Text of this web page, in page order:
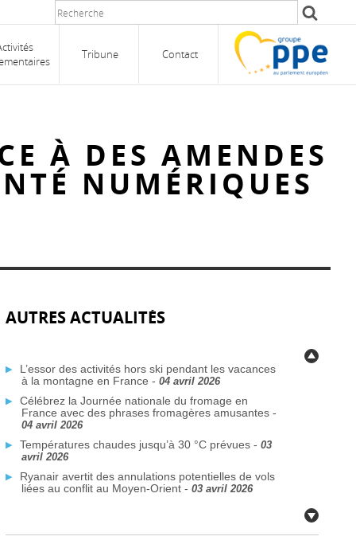
Tribune Contact
À DES AMENDES
NUMÉRIQUES
AUTRES ACTUALITÉS
L’essor des activités hors ski pendant les vacances
à la montagne en France - 04 avril 2026
Célébrez la Journée nationale du fromage en
France avec des phrases fromagères amusantes -
04 avril 2026
Températures chaudes jusqu’à 30 °C prévues - 03
avril 2026
Ryanair avertit des annulations potentielles de vols
liées au conflit au Moyen-Orient - 03 avril 2026